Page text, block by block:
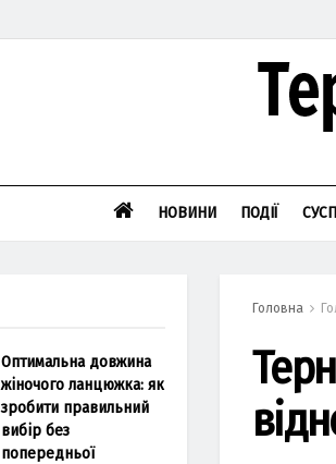
НОВИНИ ПОДІЇ
Головна
Оптимальна довжина
жіночого ланцюжка: як
зробити правильний
вибір без
попередньої